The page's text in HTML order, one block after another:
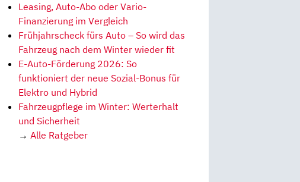
Leasing, Auto-Abo oder Vario-
Finanzierung im Vergleich
Frühjahrscheck fürs Auto – So wird das
Fahrzeug nach dem Winter wieder fit
E-Auto-Förderung 2026: So
funktioniert der neue Sozial-Bonus für
Elektro und Hybrid
Fahrzeugpflege im Winter: Werterhalt
und Sicherheit
→ Alle Ratgeber